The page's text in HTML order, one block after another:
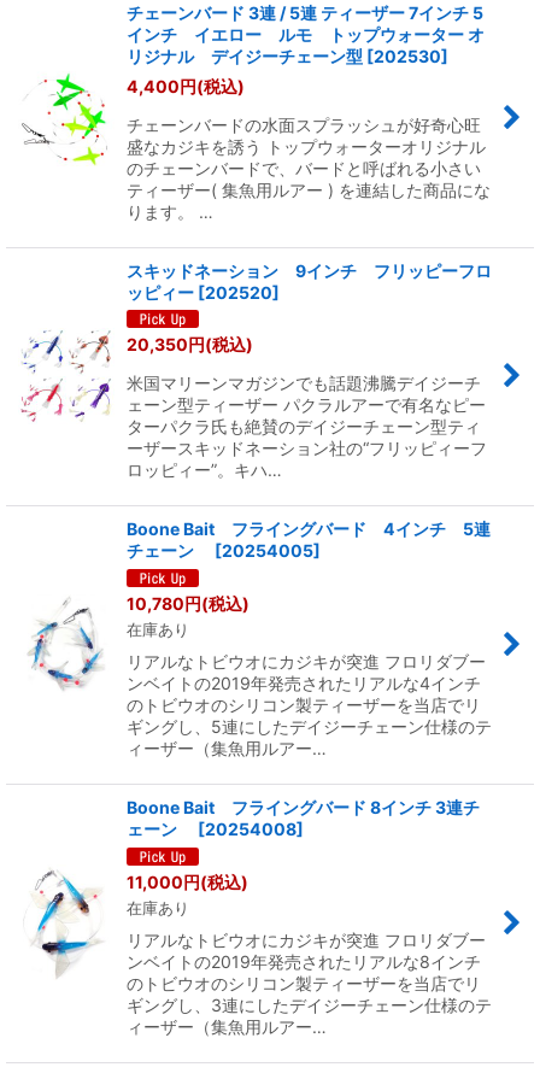
チェーンバード 3連 / 5連 ティーザー 7インチ 5
インチ イエロー ルモ トップウォーター オ
リジナル デイジーチェーン型 [202530]
4,400円(税込)
チェーンバードの水面スプラッシュが好奇心旺
盛なカジキを誘う トップウォーターオリジナル
のチェーンバードで、バードと呼ばれる小さい
ティーザー( 集魚用ルアー ) を連結した商品にな
ります。 …
スキッドネーション 9インチ フリッピーフロ
ッピィー [202520]
20,350円(税込)
米国マリーンマガジンでも話題沸騰デイジーチ
ェーン型ティーザー パクラルアーで有名なピー
ターパクラ氏も絶賛のデイジーチェーン型ティ
ーザースキッドネーション社の“フリッピィーフ
ロッピィー”。キハ…
Boone Bait フライングバード 4インチ 5連
チェーン
[20254005]
10,780円(税込)
在庫あり
リアルなトビウオにカジキが突進 フロリダブー
ンベイトの2019年発売されたリアルな4インチ
のトビウオのシリコン製ティーザーを当店でリ
ギングし、5連にしたデイジーチェーン仕様のテ
ィーザー（集魚用ルアー…
Boone Bait フライングバード 8インチ 3連チ
ェーン
[20254008]
11,000円(税込)
在庫あり
リアルなトビウオにカジキが突進 フロリダブー
ンベイトの2019年発売されたリアルな8インチ
のトビウオのシリコン製ティーザーを当店でリ
ギングし、3連にしたデイジーチェーン仕様のテ
ィーザー（集魚用ルアー…